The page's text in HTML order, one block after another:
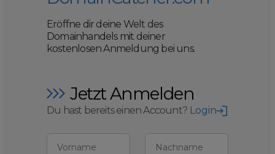
Eröffne dir deine Welt des
Domainhandels mit deiner
kostenlosen Anmeldung bei uns.
Jetzt Anmelden
Du hast bereits einen Account? Login
Vorname Nachname